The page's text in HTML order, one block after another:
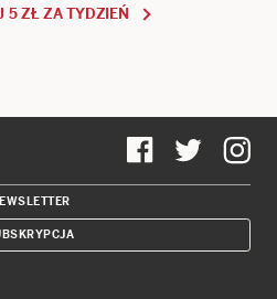
5 ZŁ ZA TYDZIEŃ